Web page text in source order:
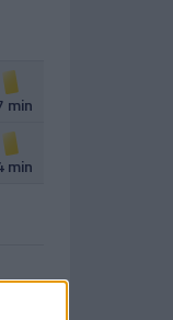
min
min